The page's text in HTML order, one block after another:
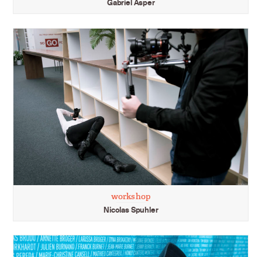
Gabriel Asper
workshop
Nicolas Spuhler